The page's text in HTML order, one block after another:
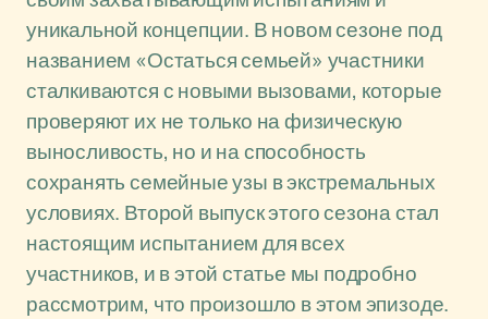
уникальной концепции. В новом сезоне под
названием «Остаться семьей» участники
сталкиваются с новыми вызовами, которые
проверяют их не только на физическую
выносливость, но и на способность
сохранять семейные узы в экстремальных
условиях. Второй выпуск этого сезона стал
настоящим испытанием для всех
участников, и в этой статье мы подробно
рассмотрим, что произошло в этом эпизоде.